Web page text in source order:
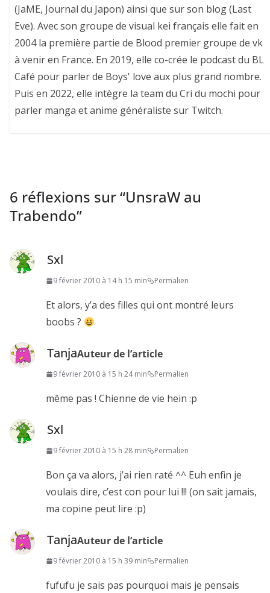
(JaME, Journal du Japon) ainsi que sur son blog (Last
Eve). Avec son groupe de visual kei français elle fait en
2004 la première partie de Blood premier groupe de vk
à venir en France. En 2019, elle co-crée le podcast du BL
Café pour parler de Boys' love aux plus grand nombre.
Puis en 2022, elle intègre la team du Cri du mochi pour
parler manga et anime généraliste sur Twitch.
6 réflexions sur “UnsraW au
Trabendo”
Sxl
9 février 2010 à 14 h 15 min Permalien
Et alors, y’a des filles qui ont montré leurs
boobs ?
TanjaAuteur de l’article
9 février 2010 à 15 h 24 min Permalien
même pas ! Chienne de vie hein :p
Sxl
9 février 2010 à 15 h 28 min Permalien
Bon ça va alors, j’ai rien raté ^^ Euh enfin je
voulais dire, c’est con pour lui !!! (on sait jamais,
ma copine peut lire :p)
TanjaAuteur de l’article
9 février 2010 à 15 h 39 min Permalien
fufufu je sais pas pourquoi mais je pensais